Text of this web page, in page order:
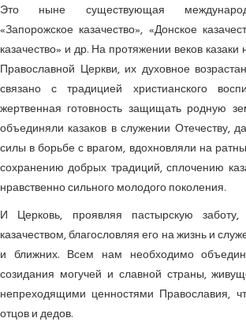
Это ныне существующая
«Запорожское казачество», «Донское
казачество» и др. На протяжении веков
Православной Церкви, их духовное
связано с традицией христианского
жертвенная готовность защищать родную
объединяли казаков в служении Отечеству,
силы в борьбе с врагом, вдохновляли на
сохранению добрых традиций, сплочению
нравственно сильного молодого поколения.
И Церковь, проявляя пастырскую
казачеством, благословляя его на жизнь и
и ближних. Всем нам необходимо
созидания могучей и славной страны,
непреходящими ценностями Православия,
отцов и дедов.